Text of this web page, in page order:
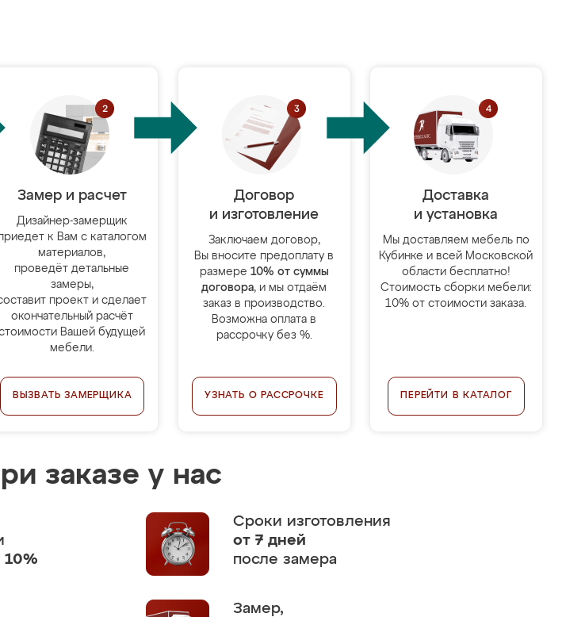
Замер и расчет
Дизайнер-замерщик
к Вам с каталогом
материалов,
проведёт детальные
замеры,
проект и сделает
окончательный расчёт
Вашей будущей
мебели.
ВЫЗВАТЬ ЗАМЕРЩИКА
Договор
и изготовление
Заключаем договор,
Вы вносите предоплату в
размере 10% от суммы
договора, и мы отдаём
заказ в производство.
Возможна оплата в
рассрочку без %.
УЗНАТЬ О РАССРОЧКЕ
Доставка
и установка
Мы доставляем мебель по
Кубинке и всей Московской
области бесплатно!
Стоимость сборки мебели:
10% от стоимости заказа.
ПЕРЕЙТИ В КАТАЛОГ
заказе у нас
10%
Сроки изготовления
от 7 дней
после замера
Замер,